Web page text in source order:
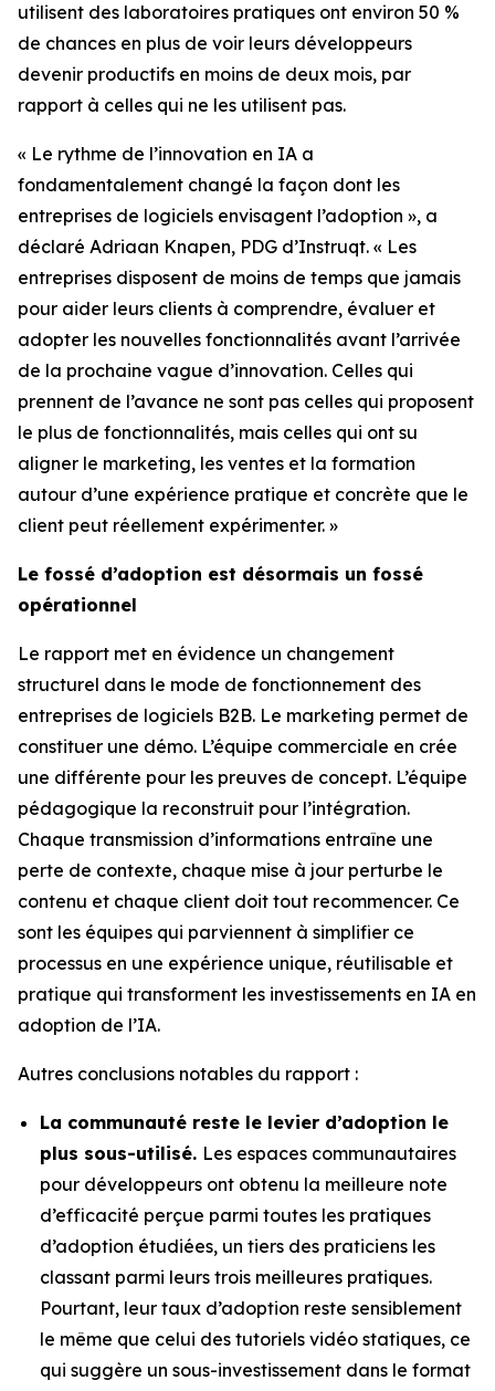
utilisent des laboratoires pratiques ont environ 50 %
de chances en plus de voir leurs développeurs
devenir productifs en moins de deux mois, par
rapport à celles qui ne les utilisent pas.
« Le rythme de l’innovation en IA a
fondamentalement changé la façon dont les
entreprises de logiciels envisagent l’adoption », a
déclaré Adriaan Knapen, PDG d’Instruqt. « Les
entreprises disposent de moins de temps que jamais
pour aider leurs clients à comprendre, évaluer et
adopter les nouvelles fonctionnalités avant l’arrivée
de la prochaine vague d’innovation. Celles qui
prennent de l’avance ne sont pas celles qui proposent
le plus de fonctionnalités, mais celles qui ont su
aligner le marketing, les ventes et la formation
autour d’une expérience pratique et concrète que le
client peut réellement expérimenter. »
Le fossé d’adoption est désormais un fossé
opérationnel
Le rapport met en évidence un changement
structurel dans le mode de fonctionnement des
entreprises de logiciels B2B. Le marketing permet de
constituer une démo. L’équipe commerciale en crée
une différente pour les preuves de concept. L’équipe
pédagogique la reconstruit pour l’intégration.
Chaque transmission d’informations entraîne une
perte de contexte, chaque mise à jour perturbe le
contenu et chaque client doit tout recommencer. Ce
sont les équipes qui parviennent à simplifier ce
processus en une expérience unique, réutilisable et
pratique qui transforment les investissements en IA en
adoption de l’IA.
Autres conclusions notables du rapport :
La communauté reste le levier d’adoption le
plus sous-utilisé. Les espaces communautaires
pour développeurs ont obtenu la meilleure note
d’efficacité perçue parmi toutes les pratiques
d’adoption étudiées, un tiers des praticiens les
classant parmi leurs trois meilleures pratiques.
Pourtant, leur taux d’adoption reste sensiblement
le même que celui des tutoriels vidéo statiques, ce
qui suggère un sous-investissement dans le format